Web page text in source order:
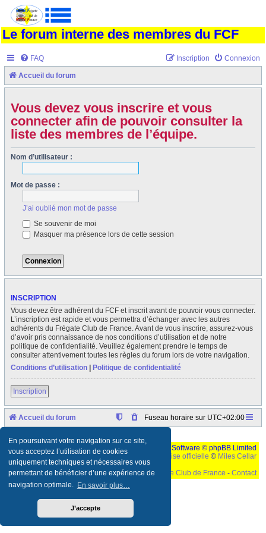
En poursuivant votre navigation sur ce site,
vous acceptez l’utilisation de cookies
uniquement techniques et nécessaires vous
permettant de bénéficier d’une expérience de
navigation optimale. En savoir plus…
J’accepte
Le forum interne des membres du FCF
FAQ Connexion
Inscription
Accueil du forum
Vous devez vous inscrire et vous
connecter afin de pouvoir consulter la
liste des membres de l’équipe.
Nom d’utilisateur :
Mot de passe :
J’ai oublié mon mot de passe
Se souvenir de moi
Masquer ma présence lors de cette session
INSCRIPTION
Vous devez être adhérent du FCF et inscrit avant de pouvoir vous connecter.
L’inscription est rapide et vous permettra d’échanger avec les autres
adhérents du Frégate Club de France. Avant de vous inscrire, assurez-vous
d’avoir pris connaissance de nos conditions d’utilisation et de notre
politique de confidentialité. Veuillez également prendre le temps de
consulter attentivement toutes les règles du forum lors de votre navigation.
Conditions d’utilisation
Politique de confidentialité
Inscription
Accueil du forum Fuseau horaire sur UTC+02:00
Développé parphpBB
® Forum Software © phpBB Limited
Traduction française officielle © Miles Cellar
©Le Frégate Club de France - Contact
Ceci est un texte de remplissage qui n'a pour but que forcer l'elargissement de la div page...
parametres d'affichage pas defaut de votre navigateur" faut bien trouver des paliatifs !